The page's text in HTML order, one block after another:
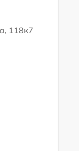
118к7